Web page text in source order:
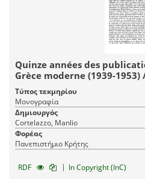
Quinze années des
Τύπος τεκμηρίου
Μονογραφία
Δημιουργός
Cortelazzo, Manlio
Φορέας
Πανεπιστήμιο Κρήτης
RDF | In Copyright (InC)